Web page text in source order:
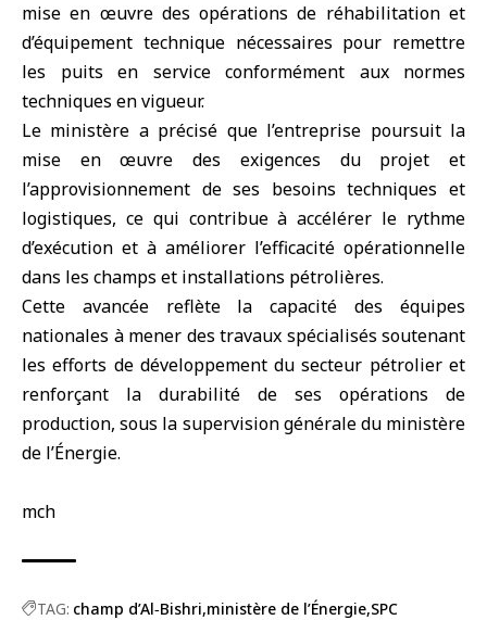
mise en œuvre des opérations de réhabilitation et
d’équipement technique nécessaires pour remettre
les puits en service conformément aux normes
techniques en vigueur.
Le ministère a précisé que l’entreprise poursuit la
mise en œuvre des exigences du projet et
l’approvisionnement de ses besoins techniques et
logistiques, ce qui contribue à accélérer le rythme
d’exécution et à améliorer l’efficacité opérationnelle
dans les champs et installations pétrolières.
Cette avancée reflète la capacité des équipes
nationales à mener des travaux spécialisés soutenant
les efforts de développement du secteur pétrolier et
renforçant la durabilité de ses opérations de
production, sous la supervision générale du ministère
de l’Énergie.
mch
TAG: champ d’Al‑Bishri ministère de l’Énergie SPC